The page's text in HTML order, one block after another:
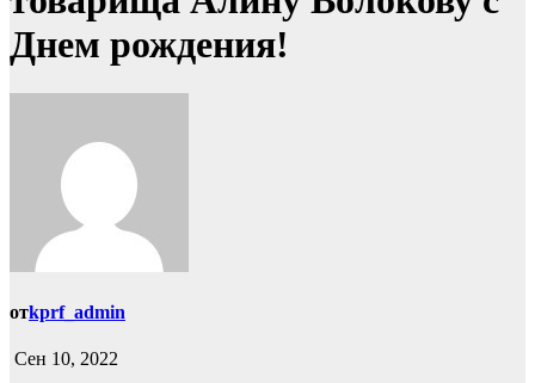
Днем рождения!
отkprf_admin
Сен 10, 2022